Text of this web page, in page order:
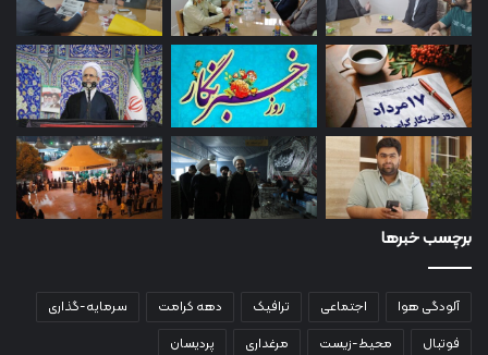
برچسب خبرها
آلودگی هوا اجتماعی ترافیک دهه کرامت
سرمایه-گذاری
فوتبال
محیط-زیست مرغداری
پردیسان